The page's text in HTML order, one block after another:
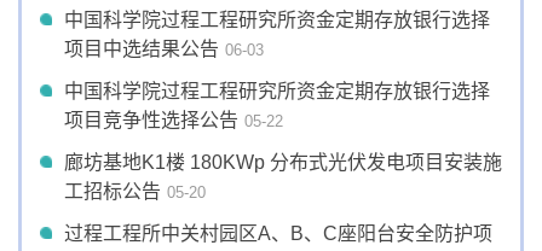
中国科学院过程工程研究所资金定期存放银行选择
项目中选结果公告 06-03
中国科学院过程工程研究所资金定期存放银行选择
项目竞争性选择公告 05-22
廊坊基地K1楼 180KWp 分布式光伏发电项目安装施
工招标公告 05-20
过程工程所中关村园区A、B、C座阳台安全防护项